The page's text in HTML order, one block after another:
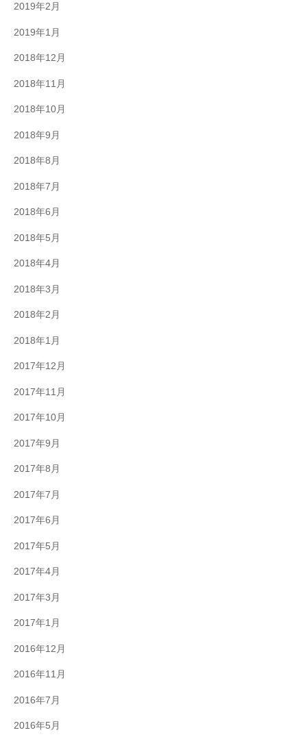
2019年2月
2019年1月
2018年12月
2018年11月
2018年10月
2018年9月
2018年8月
2018年7月
2018年6月
2018年5月
2018年4月
2018年3月
2018年2月
2018年1月
2017年12月
2017年11月
2017年10月
2017年9月
2017年8月
2017年7月
2017年6月
2017年5月
2017年4月
2017年3月
2017年1月
2016年12月
2016年11月
2016年7月
2016年5月